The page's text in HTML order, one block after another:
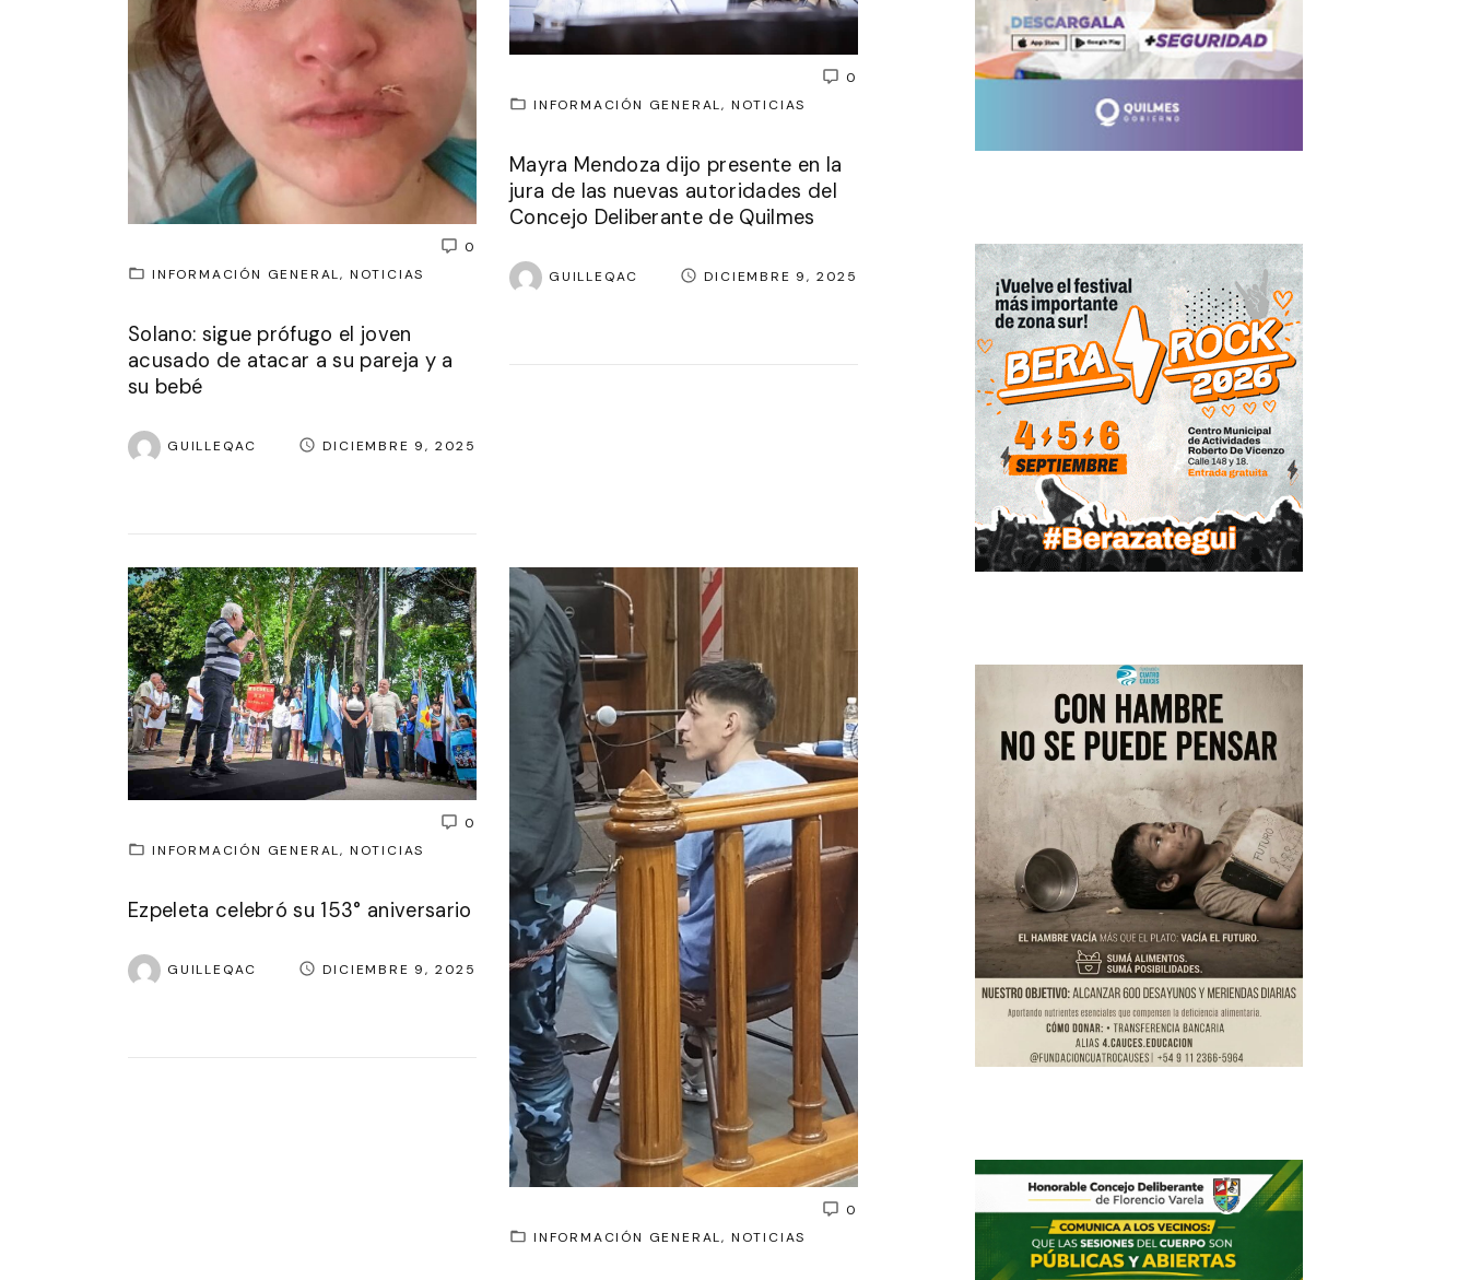
0
INFORMACIÓN GENERAL NOTICIAS
Solano: sigue prófugo el joven
acusado de atacar a su pareja y a
su bebé
GUILLEQAC DICIEMBRE 9, 2025
0
INFORMACIÓN GENERAL NOTICIAS
Mayra Mendoza dijo presente en la
jura de las nuevas autoridades del
Concejo Deliberante de Quilmes
GUILLEQAC DICIEMBRE 9, 2025
0
INFORMACIÓN GENERAL NOTICIAS
Ezpeleta celebró su 153° aniversario
GUILLEQAC DICIEMBRE 9, 2025
0
INFORMACIÓN GENERAL NOTICIAS